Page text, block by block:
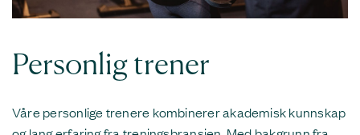
Personlig trener
Våre personlige trenere kombinerer akademisk kunnskap